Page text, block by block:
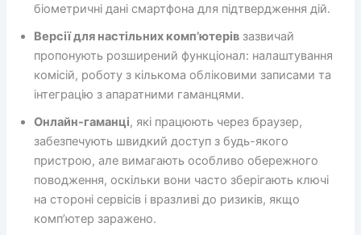
біометричні дані смартфона для підтвердження дій.
Версії для настільних комп’ютерів зазвичай
пропонують розширений функціонал: налаштування
комісій, роботу з кількома обліковими записами та
інтеграцію з апаратними гаманцями.
Онлайн-гаманці, які працюють через браузер,
забезпечують швидкий доступ з будь-якого
пристрою, але вимагають особливо обережного
поводження, оскільки вони часто зберігають ключі
на стороні сервісів і вразливі до ризиків, якщо
комп’ютер заражено.